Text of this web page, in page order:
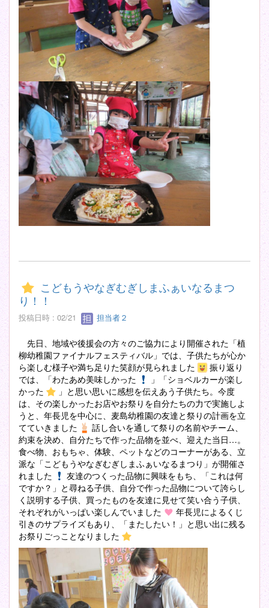
こどもうやなぎむぎしまふぁいなるまつ
り！！
投稿日時 : 02/21 担当者２
先日、地域や後援会の方々のご協力により開催された「植
柳幼稚園ファイナルフェスティバル」では、子供たちが心か
ら楽しむ様子や満ち足りた笑顔が見られました
振り返り
では、「わたあめ美味しかった
」「ショベルカーが楽し
かった
」と思い思いに感想を伝えあう子供たち。今度
は、その楽しかったお店やお祭りを自分たちの力で実施しよ
うと、年長児を中心に、麦島幼稚園の友達と祭りの計画を立
てていきました
話し合いを通して祭りの名前やチーム、
約束を決め、自分たちで作った品物を並べ、迎えた当日…。
食べ物、おもちゃ、体験、ペットなどのコーナーがある、立
派な「こどもうやなぎむぎしまふぁいなるまつり」が開催さ
れました
友達のつくった品物に興味をもち、「これは何
ですか？」と尋ねる子供、自分で作った品物について誇らし
く説明する子供、買ったものを友達に見せて笑い合う子供、
それぞれがいっぱい楽しんでいました
年長児によるくじ
引きのサプライズもあり、「またしたい！」と思い出に残る
お祭りごっことなりました